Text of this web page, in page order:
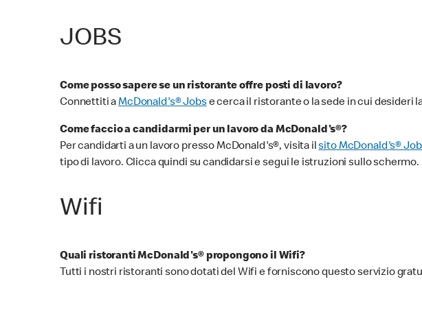
JOBS
Come posso sapere se un ristorante offre posti di lavoro?
Connettiti aMcDonald's® Jobse cerca il ristorante o la sede in cui desideri
Come faccio a candidarmi per un lavoro da McDonald's®?
Per candidarti a un lavoro presso McDonald's®, visita ilsito McDonald's®
tipo di lavoro. Clicca quindi su candidarsi e segui le istruzioni sullo schermo.
Wifi
Quali ristoranti McDonald's® propongono il Wifi?
Tutti i nostri ristoranti sono dotati del Wifi e forniscono questo servizio